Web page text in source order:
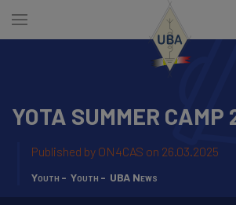
NEDERLANDS
Recherche
YOTA SUMMER CAMP
Published by ON4CAS on 26.03.2025
Youth Youth UBA News